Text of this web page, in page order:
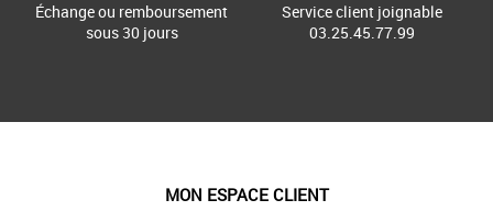
Échange ou remboursement
sous 30 jours
Service client joignable
03.25.45.77.99
MON ESPACE CLIENT